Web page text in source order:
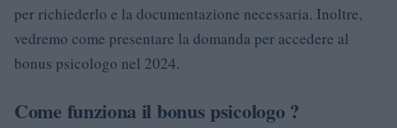
per richiederlo e la documentazione necessaria. Inoltre,
vedremo come presentare la domanda per accedere al
bonus psicologo nel 2024.
Come funziona il bonus psicologo ?